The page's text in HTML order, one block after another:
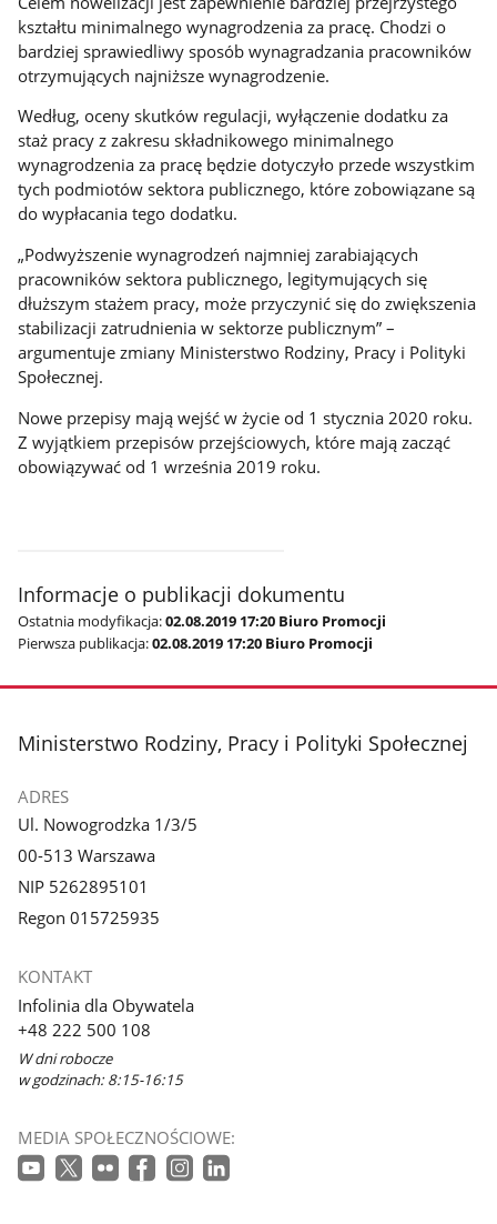
kształtu minimalnego wynagrodzenia za pracę. Chodzi o
bardziej sprawiedliwy sposób wynagradzania pracowników
otrzymujących najniższe wynagrodzenie.
Według, oceny skutków regulacji, wyłączenie dodatku za
staż pracy z zakresu składnikowego minimalnego
wynagrodzenia za pracę będzie dotyczyło przede wszystkim
tych podmiotów sektora publicznego, które zobowiązane są
do wypłacania tego dodatku.
„Podwyższenie wynagrodzeń najmniej zarabiających
pracowników sektora publicznego, legitymujących się
dłuższym stażem pracy, może przyczynić się do zwiększenia
stabilizacji zatrudnienia w sektorze publicznym” –
argumentuje zmiany Ministerstwo Rodziny, Pracy i Polityki
Społecznej.
Nowe przepisy mają wejść w życie od 1 stycznia 2020 roku.
Z wyjątkiem przepisów przejściowych, które mają zacząć
obowiązywać od 1 września 2019 roku.
Informacje o publikacji dokumentu
Ostatnia modyfikacja:02.08.2019 17:20 Biuro Promocji
Pierwsza publikacja:02.08.2019 17:20 Biuro Promocji
stopka
Ministerstwo Rodziny, Pracy i Polityki Społecznej
ADRES
Ul. Nowogrodzka 1/3/5
00-513 Warszawa
NIP 5262895101
Regon 015725935
KONTAKT
Infolinia dla Obywatela
+48 222 500 108
W dni robocze
w godzinach: 8:15-16:15
MEDIA SPOŁECZNOŚCIOWE: